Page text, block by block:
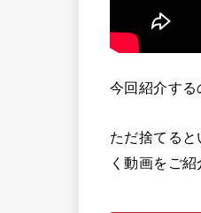
今回紹介する
ただ捨てると
く動画をご紹